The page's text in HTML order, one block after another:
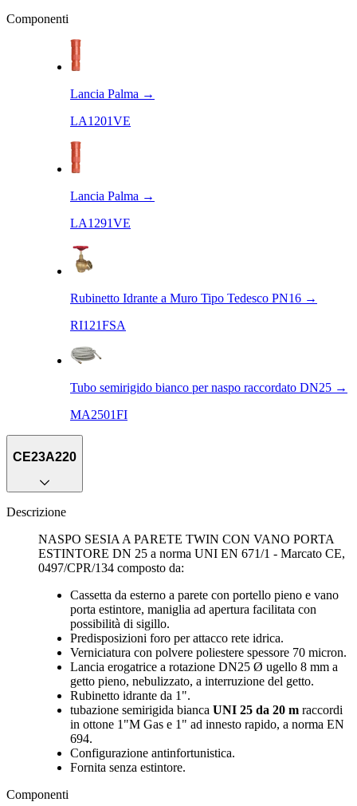
Componenti
Lancia Palma →
LA1201VE
Lancia Palma →
LA1291VE
Rubinetto Idrante a Muro Tipo Tedesco PN16 →
RI121FSA
Tubo semirigido bianco per naspo raccordato DN25 →
MA2501FI
CE23A220
Descrizione
NASPO SESIA A PARETE TWIN CON VANO PORTA
ESTINTORE DN 25 a norma UNI EN 671/1 - Marcato CE,
0497/CPR/134 composto da:
Cassetta da esterno a parete con portello pieno e vano
porta estintore, maniglia ad apertura facilitata con
possibilità di sigillo.
Predisposizioni foro per attacco rete idrica.
Verniciatura con polvere poliestere spessore 70 micron.
Lancia erogatrice a rotazione DN25 Ø ugello 8 mm a
getto pieno, nebulizzato, a interruzione del getto.
Rubinetto idrante da 1".
tubazione semirigida bianca UNI 25 da 20 m raccordi
in ottone 1"M Gas e 1" ad innesto rapido, a norma EN
694.
Configurazione antinfortunistica.
Fornita senza estintore.
Componenti